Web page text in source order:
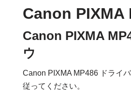
Canon PIXMA
Canon PIXMA
ウ
Canon PIXMA MP486 ドライ
従ってください。